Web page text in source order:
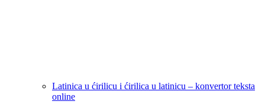
Latinica u ćirilicu i ćirilica u latinicu – konvertor teksta
online